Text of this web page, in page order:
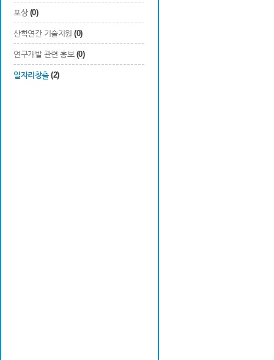
포상 (0)
산학연간 기술지원 (0)
연구개발 관련 홍보 (0)
일자리창출 (2)